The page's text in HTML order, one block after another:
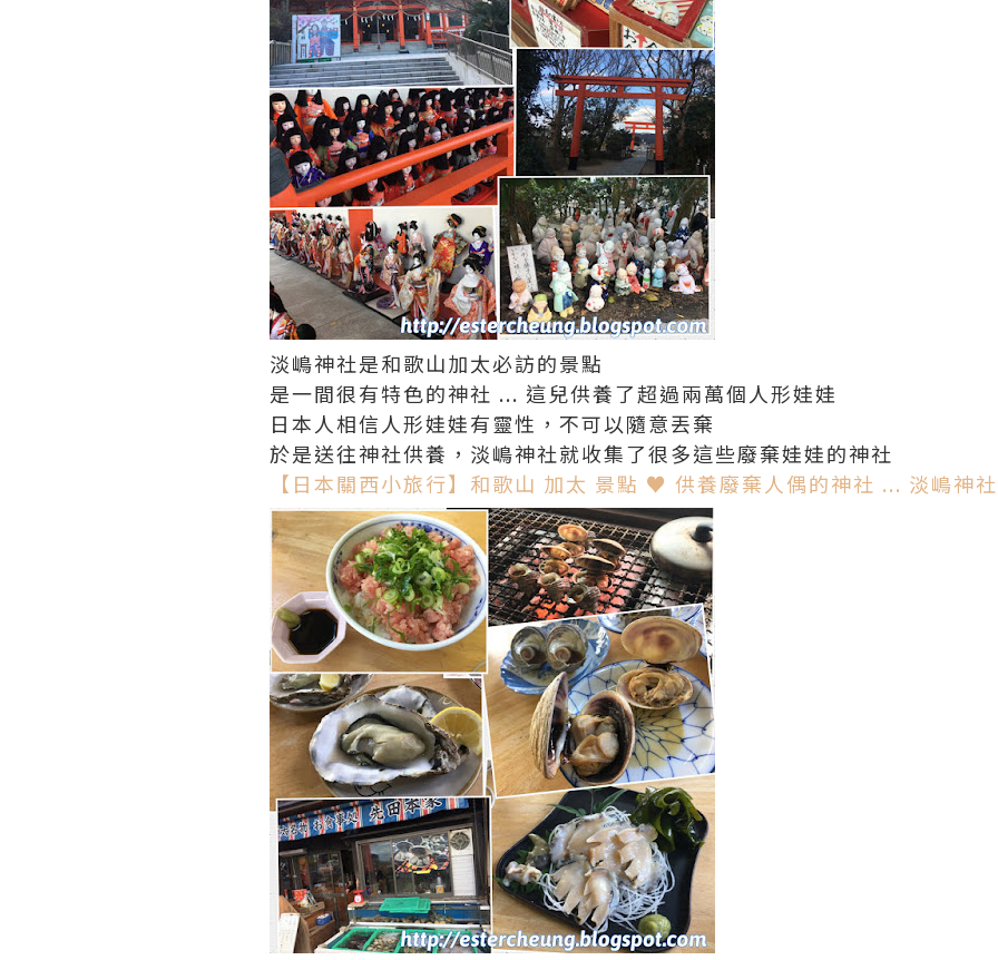
淡嶋神社是和歌山加太必訪的景點
是一間很有特色的神社 ... 這兒供養了超過兩萬個人形娃娃
日本人相信人形娃娃有靈性，不可以隨意丟棄
於是送往神社供養，淡嶋神社就收集了很多這些廢棄娃娃的神社
【日本關西小旅行】和歌山 加太 景點 ♥ 供養廢棄人偶的神社 ... 淡嶋神社